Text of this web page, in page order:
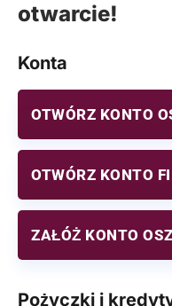
otwarcie!
Konta
OTWÓRZ KONTO
OTWÓRZ KONTO
ZAŁÓŻ KONTO
Pożyczki i